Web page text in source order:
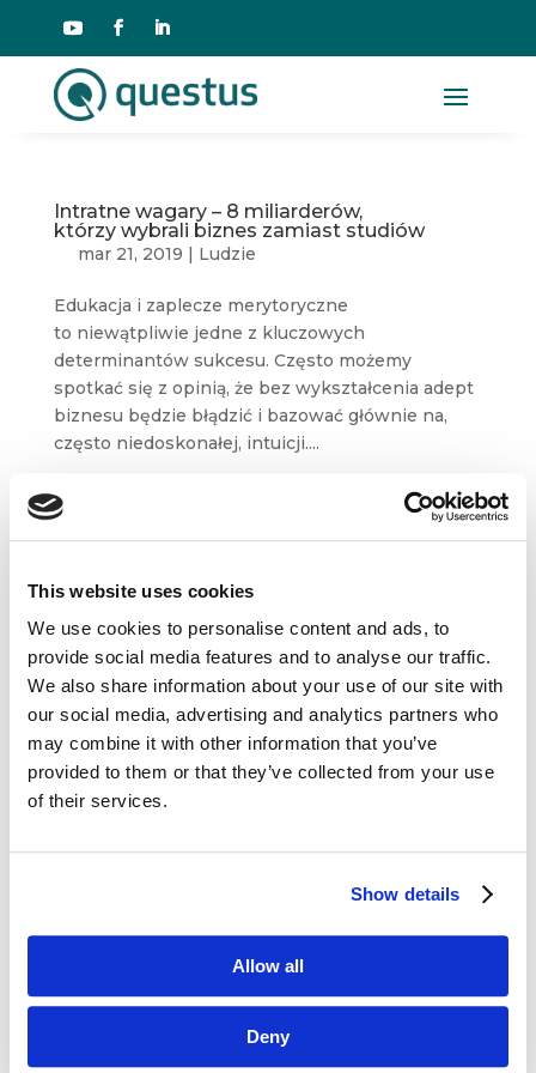
This website uses cookies
We use cookies to personalise content and ads, to
provide social media features and to analyse our traffic.
We also share information about your use of our site with
our social media, advertising and analytics partners who
may combine it with other information that you’ve
provided to them or that they’ve collected from your use
of their services.
Show details
Allow all
Deny
Intratne wagary – 8 miliarderów,
którzy wybrali biznes zamiast studiów
mar 21, 2019 | Ludzie
Edukacja i zaplecze merytoryczne
to niewątpliwie jedne z kluczowych
determinantów sukcesu. Często możemy
spotkać się z opinią, że bez wykształcenia adept
biznesu będzie błądzić i bazować głównie na,
często niedoskonałej, intuicji....
Dane kontaktowe

questus
ul. Organizacji WiN 83/7
91-811 Łódź
 601 098 038